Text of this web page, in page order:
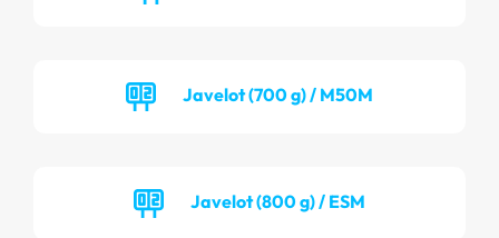
Javelot (700 g) / M50M
Javelot (800 g) / ESM